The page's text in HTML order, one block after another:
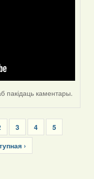
пакідаць каментары.
Page
3 Page
4 Page
5
›